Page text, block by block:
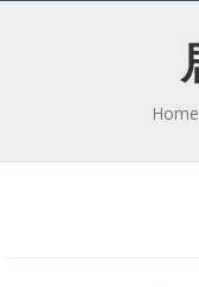
Home